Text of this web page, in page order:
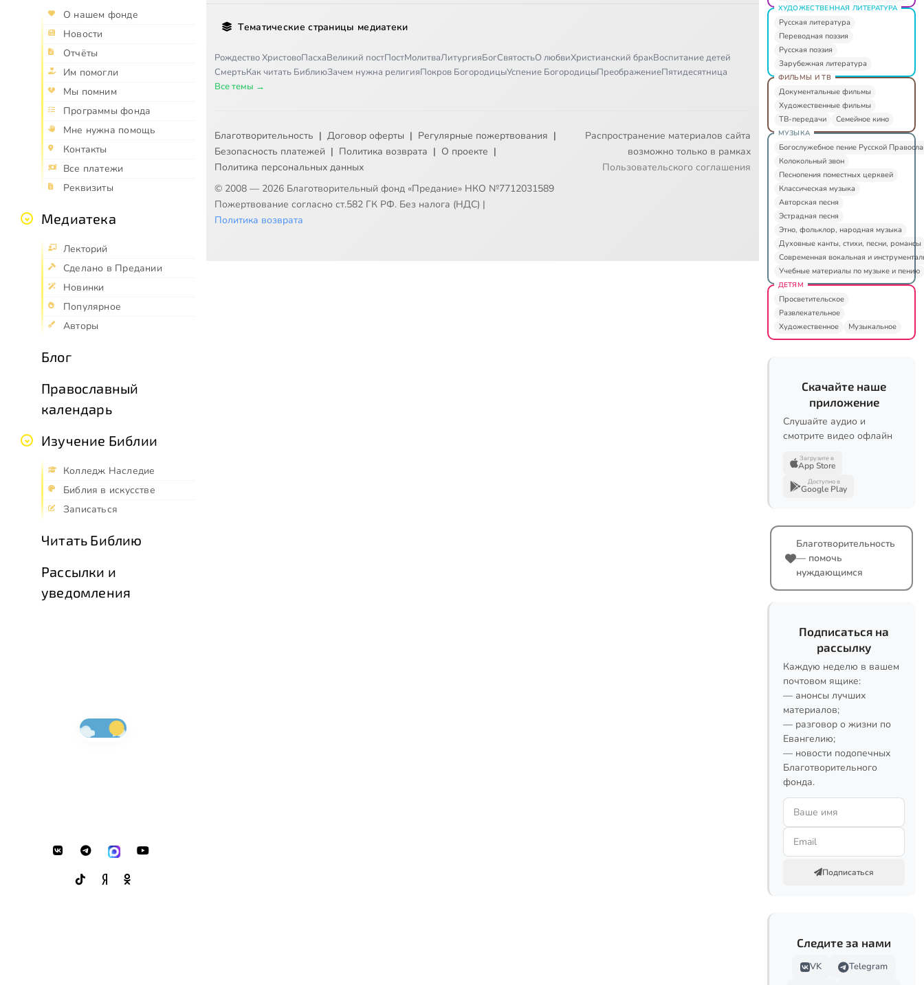
О нашем фонде
Новости
Отчёты
Им помогли
Мы помним
Программы фонда
Мне нужна помощь
Контакты
Все платежи
Реквизиты
Медиатека
Лекторий
Сделано в Предании
Новинки
Популярное
Авторы
Блог
Православный
календарь
Изучение Библии
Колледж Наследие
Библия в искусстве
Записаться
Читать Библию
Рассылки и
уведомления
Тематические страницы медиатеки
Рождество ХристовоПасхаВеликий постПостМолитваЛитургияБогСвятостьО любвиХристианский бракВоспитание детей
СмертьКак читать БиблиюЗачем нужна религияПокров БогородицыУспение БогородицыПреображениеПятидесятница
Все темы →
Благотворительность | Договор оферты | Регулярные пожертвования |
Безопасность платежей | Политика возврата | О проекте |
Политика персональных данных
© 2008 — 2026 Благотворительный фонд «Предание» НКО №7712031589
Пожертвование согласно ст.582 ГК РФ. Без налога (НДС) |
Политика возврата
Распространение материалов сайта
возможно только в рамках
Пользовательского соглашения
ХУДОЖЕСТВЕННАЯ ЛИТЕРАТУРА
Русская литература
Переводная поэзия
Русская поэзия
Зарубежная литература
ФИЛЬМЫ И ТВ
Документальные фильмы
Художественные фильмы
ТВ-передачи
Семейное кино
МУЗЫКА
Богослужебное пение Русской
Колокольный звон
Песнопения поместных церквей
Классическая музыка
Авторская песня
Эстрадная песня
Этно, фольклор, народная музыка
Духовные канты, стихи, песни, романсы
Современная вокальная и
Учебные материалы по музыке и пению
ДЕТЯМ
Просветительское
Развлекательное
Художественное
Музыкальное
Скачайте наше
приложение
Слушайте аудио и
смотрите видео офлайн
Загрузите в
App Store
Доступно в
Google Play
Благотворительность
— помочь
нуждающимся
Подписаться на
рассылку
Каждую неделю в вашем
почтовом ящике:
— анонсы лучших
материалов;
— разговор о жизни по
Евангелию;
— новости подопечных
Благотворительного
фонда.
Подписаться
Следите за нами
VK
Telegram